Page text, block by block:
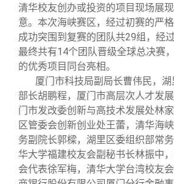
清华校友创办或投资的项目现场展
意。本次海峡赛区，经过初赛的严格
成功突围到复赛的团队共29组，经
最终共有14个团队晋级全球总决赛
的优秀项目同台亮相。
厦门市科技局副局长曹伟民，
部长胡鹏程，厦门市高层次人才发
门市发改委创新与高技术发展处林
区管委会创新创业处王蕾，清华海
务副院长郭樑，湖里区委组织部常
华大学福建校友会副秘书长林振中
会代表徐军梅，清华大学台湾校友